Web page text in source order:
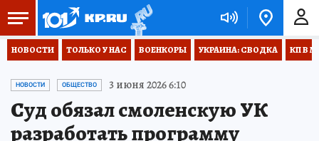
НОВОСТИ ТОЛЬКО У НАС ВОЕНКОРЫ УКРАИНА: СВОДКА КП В
НОВОСТИ ОБЩЕСТВО 3 июня 2026 6:10
Суд обязал смоленскую УК
разработать программу